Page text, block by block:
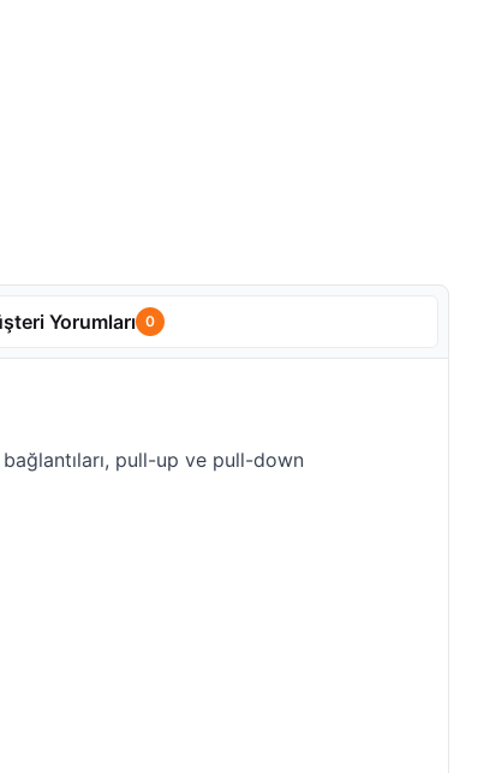
Yorumları 0
pull-up ve pull-down